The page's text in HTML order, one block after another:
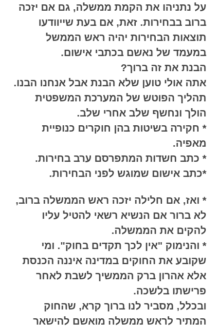
על נתניהו את הקמת ממשלה, גם אם יזכה
ברוב בבחירות. זאת, אם בעת שייוודעו
תוצאות הבחירות יהיה ראש הממשל
במעמד של נאשם בכתבי אישום.
הבנת את זה ברוך?
אתה אולי טוען שלא הבנת אבל אנחנו הבנו.
תהליך הפוטש של המערכת המשפטית
הולך ונחשף שלב אחרי שלב.
* חקירה בשיטות בהן חוקרים כנופיית
מאפיה.
* כתב חשדות המתפרסם ערב בחירות.
*כתב אישום שמוגש לפני הבחירות.
* ואז, אם חלילה יזכה ראש הממשלה ברוב,
לא ברור אם הנשיא רשאי להטיל עליו
להקים את הממשלה.
* והנימוק "אין לכך תקדים בחוק". ומי
שקובע את החוקים במדינה איננה הכנסת
אלא אהרון ברק הממשיך לשבת לאחר
פרישתו בלשכה.
ובכלל, מסביר לנו ברוך קרא, שהחוק
המתיר לראש ממשלה מואשם להישאר